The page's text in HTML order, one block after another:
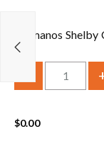
Lavamanos
$0.00